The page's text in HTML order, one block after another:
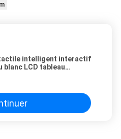
tactile intelligent interactif
blanc LCD tableau